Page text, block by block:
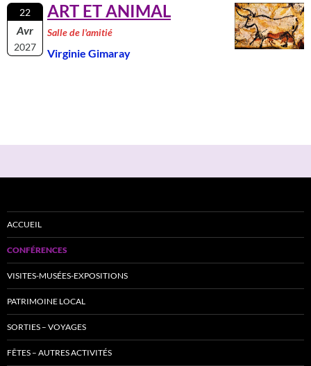
22
Avr
2027
ART ET ANIMAL
Salle de l'amitié
Virginie Gimaray
ACCUEIL
CONFÉRENCES
VISITES-MUSÉES-EXPOSITIONS
PATRIMOINE LOCAL
SORTIES – VOYAGES
FÊTES – AUTRES ACTIVITÉS